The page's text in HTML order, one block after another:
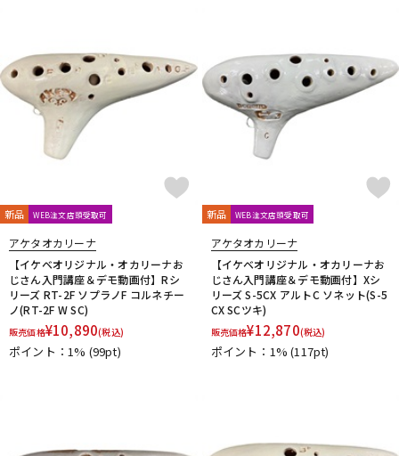
新品 WEB注文店頭受取可
アケタオカリーナ
【イケベオリジナル・オカリーナお
じさん入門講座＆デモ動画付】Rシ
リーズ RT-2F ソプラノF コルネチー
ノ(RT-2F W SC)
販売価格¥10,890(税込)
ポイント：1% (99pt)
新品 WEB注文店頭受取可
アケタオカリーナ
【イケベオリジナル・オカリーナお
じさん入門講座＆デモ動画付】Xシ
リーズ S-5CX アルトC ソネット(S-5
CX SCツキ)
販売価格¥12,870(税込)
ポイント：1%(117pt)